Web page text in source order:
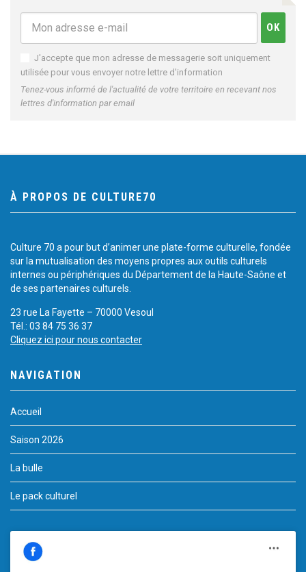
J'accepte que mon adresse de messagerie soit uniquement
utilisée pour vous envoyer notre lettre d'information
Tenez-vous informé de l'actualité de votre territoire en recevant nos
lettres d'information par email
À PROPOS DE CULTURE70
Culture 70 a pour but d’animer une plate-forme culturelle, fondée
sur la mutualisation des moyens propres aux outils culturels
internes ou périphériques du Département de la Haute-Saône et
de ses partenaires culturels.
23 rue La Fayette – 70000 Vesoul
Tél.: 03 84 75 36 37
Cliquez ici pour nous contacter
NAVIGATION
Accueil
Saison 2026
La bulle
Le pack culturel